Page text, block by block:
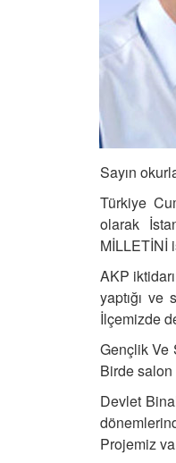
Sayın
Türkiye
olarak
MİLLETİNİ
AKP
yaptığı ve
İlçemizde
Gençlik Ve
Birde salon
Devlet
Projemiz